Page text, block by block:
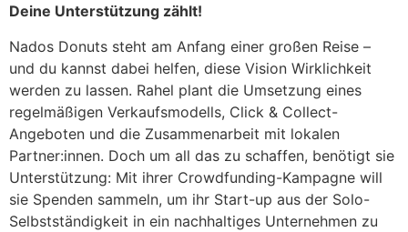
Deine Unterstützung zählt!
Nados Donuts steht am Anfang einer großen Reise –
und du kannst dabei helfen, diese Vision Wirklichkeit
werden zu lassen. Rahel plant die Umsetzung eines
regelmäßigen Verkaufsmodells, Click & Collect-
Angeboten und die Zusammenarbeit mit lokalen
Partner:innen. Doch um all das zu schaffen, benötigt sie
Unterstützung: Mit ihrer Crowdfunding-Kampagne will
sie Spenden sammeln, um ihr Start-up aus der Solo-
Selbstständigkeit in ein nachhaltiges Unternehmen zu